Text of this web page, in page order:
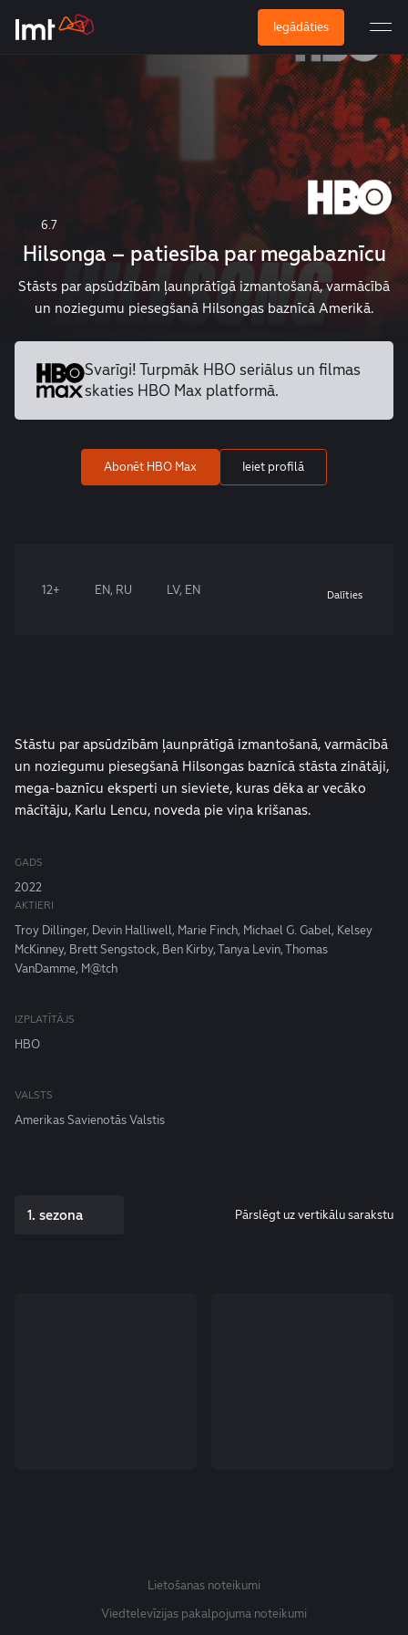
Iegādāties
6.7
Hilsonga – patiesība par megabaznīcu
Stāsts par apsūdzībām ļaunprātīgā izmantošanā, varmācībā
un noziegumu piesegšanā Hilsongas baznīcā Amerikā.
Svarīgi! Turpmāk HBO seriālus un filmas
skaties HBO Max platformā.
Abonēt HBO Max Ieiet profilā
12+ EN, RU LV, EN Dalīties
Stāstu par apsūdzībām ļaunprātīgā izmantošanā, varmācībā
un noziegumu piesegšanā Hilsongas baznīcā stāsta zinātāji,
mega-baznīcu eksperti un sieviete, kuras dēka ar vecāko
mācītāju, Karlu Lencu, noveda pie viņa krišanas.
GADS
2022
AKTIERI
Troy Dillinger, Devin Halliwell, Marie Finch, Michael G. Gabel, Kelsey
McKinney, Brett Sengstock, Ben Kirby, Tanya Levin, Thomas
VanDamme, M@tch
IZPLATĪTĀJS
HBO
VALSTS
Amerikas Savienotās Valstis
1. sezona Pārslēgt uz vertikālu sarakstu
Lietošanas noteikumi
Viedtelevīzijas pakalpojuma noteikumi